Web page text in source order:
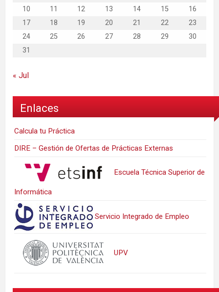
10
11 12 13 14 15
16
17
18 19 20 21 22
23
24
25 26 27 28 29
30
31
« Jul
Enlaces
Calcula tu Práctica
DIRE – Gestión de Ofertas de Prácticas Externas
Escuela Técnica Superior de
Informática
Servicio Integrado de Empleo
UPV